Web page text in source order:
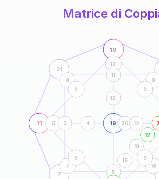
Matrice di
11
10
19
21
7 6
15
18
12
5
12
3
11
20 12
4
12
8
5
8
5
7
9
16
9